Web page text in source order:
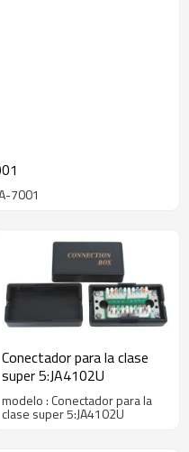
7001
Conectador para la clase
super 5:JA4102U
modelo : Conectador para la
clase super 5:JA4102U